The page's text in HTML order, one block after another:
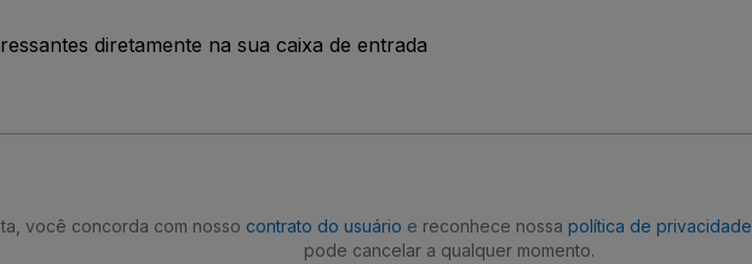
diretamente na sua caixa de entrada
você concorda com nosso contrato do usuário e reconhece nossa política de privacidade
pode cancelar a qualquer momento.